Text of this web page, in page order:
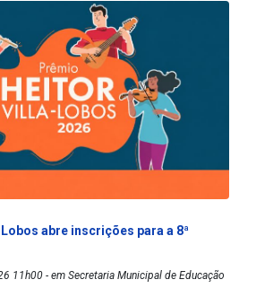
abre inscrições para a 8ª
11h00 - em Secretaria Municipal de Educação